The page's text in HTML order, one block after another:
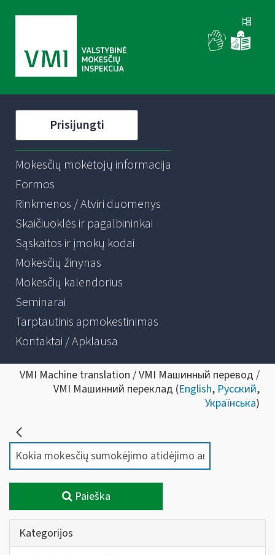
Prisijungti
Mokesčių mokėtojų informacija
Formos
Rinkmenos / Atviri duomenys
Skaičiuoklės ir pagalbininkai
Sąskaitos ir įmokų kodai
Mokesčių žinynas
Mokesčių kalendorius
Seminarai
Tarptautinis apmokestinimas
Kontaktai / Apklausa
VMI Machine translation / VMI Машинный перевод /
VMI Машинний переклад (English, Русский,
Українська)
Paieška
Kategorijos